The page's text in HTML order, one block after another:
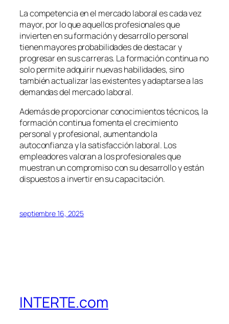
La competencia en el mercado laboral es cada vez
mayor, por lo que aquellos profesionales que
invierten en su formación y desarrollo personal
tienen mayores probabilidades de destacar y
progresar en sus carreras. La formación continua no
solo permite adquirir nuevas habilidades, sino
también actualizar las existentes y adaptarse a las
demandas del mercado laboral.
Además de proporcionar conocimientos técnicos, la
formación continua fomenta el crecimiento
personal y profesional, aumentando la
autoconfianza y la satisfacción laboral. Los
empleadores valoran a los profesionales que
muestran un compromiso con su desarrollo y están
dispuestos a invertir en su capacitación.
septiembre 16, 2025
INTERTE.com